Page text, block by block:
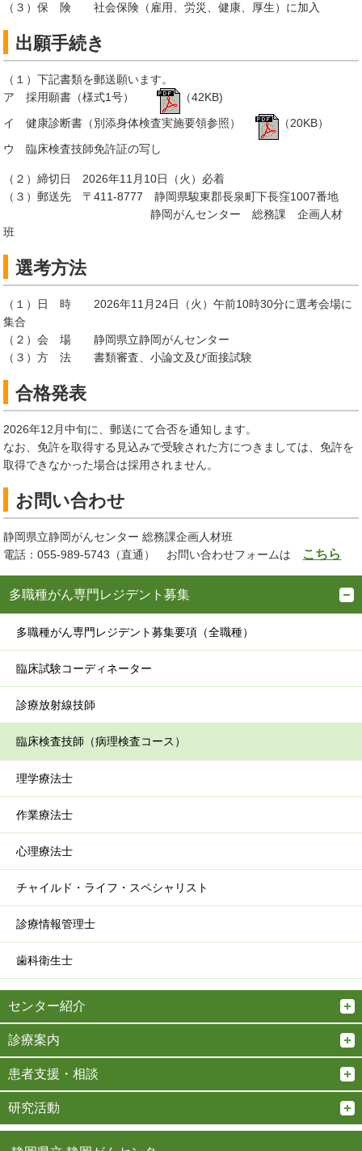
（３）保 険 社会保険（雇用、労災、健康、厚生）に加入
出願手続き
（１）下記書類を郵送願います。
ア 採用願書（様式1号）
（42KB)
イ 健康診断書（別添身体検査実施要領参照）
（20KB）
ウ 臨床検査技師免許証の写し
（２）締切日 2026年11月10日（火）必着
（３）郵送先 〒411-8777 静岡県駿東郡長泉町下長窪1007番地
静岡がんセンター 総務課 企画人材
班
選考方法
（１）日 時 2026年11月24日（火）午前10時30分に選考会場に
集合
（２）会 場 静岡県立静岡がんセンター
（３）方 法 書類審査、小論文及び面接試験
合格発表
2026年12月中旬に、郵送にて合否を通知します。
なお、免許を取得する見込みで受験された方につきましては、免許を
取得できなかった場合は採用されません。
お問い合わせ
静岡県立静岡がんセンター 総務課企画人材班
電話：055-989-5743（直通） お問い合わせフォームは こちら
多職種がん専門レジデント募集
多職種がん専門レジデント募集要項（全職種）
臨床試験コーディネーター
診療放射線技師
臨床検査技師（病理検査コース）
理学療法士
作業療法士
心理療法士
チャイルド・ライフ・スペシャリスト
診療情報管理士
歯科衛生士
センター紹介
診療案内
患者支援・相談
研究活動